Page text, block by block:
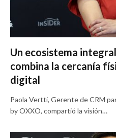
Un ecosistema
combina la cercanía
digital
Paola Vertti, Gerente de CRM
by OXXO, compartió la visión…